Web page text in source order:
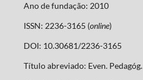
Ano de fundação: 2010
ISSN: 2236-3165 (online)
DOI: 10.30681/2236-3165
Título abreviado: Even. Pedagóg.